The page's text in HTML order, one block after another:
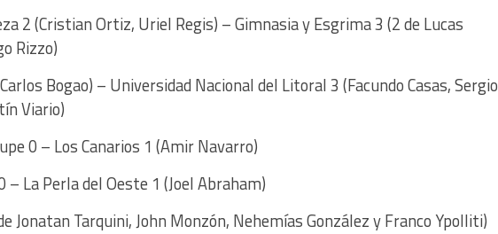
2 (Cristian Ortiz, Uriel Regis) – Gimnasia y Esgrima 3 (2 de Lucas
Rizzo)
Bogao) – Universidad Nacional del Litoral 3 (Facundo Casas, Sergio
Viario)
0 – Los Canarios 1 (Amir Navarro)
– La Perla del Oeste 1 (Joel Abraham)
Jonatan Tarquini, John Monzón, Nehemías González y Franco Ypolliti)